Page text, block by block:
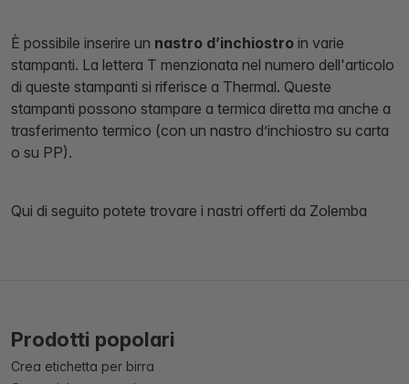
È possibile inserire un nastro d’inchiostro in varie
stampanti. La lettera T menzionata nel numero dell'articolo
di queste stampanti si riferisce a Thermal. Queste
stampanti possono stampare a termica diretta ma anche a
trasferimento termico (con un nastro d’inchiostro su carta
o su PP).
Qui di seguito potete trovare i nastri offerti da Zolemba
Prodotti popolari
Crea etichetta per birra